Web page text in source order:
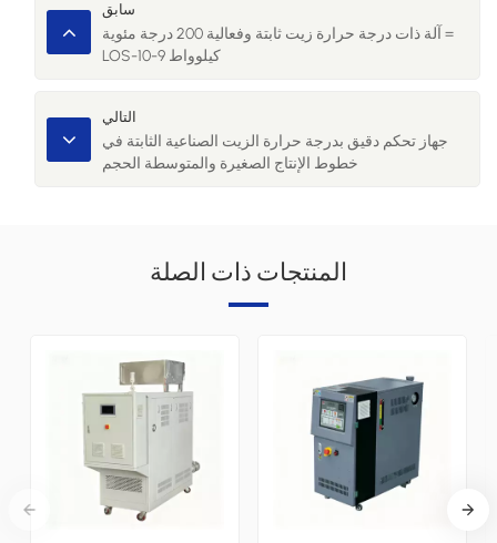
سابق
آلة ذات درجة حرارة زيت ثابتة وفعالية 200 درجة مئوية =
LOS-10-9 كيلوواط
التالي
جهاز تحكم دقيق بدرجة حرارة الزيت الصناعية الثابتة في
خطوط الإنتاج الصغيرة والمتوسطة الحجم
المنتجات ذات الصلة